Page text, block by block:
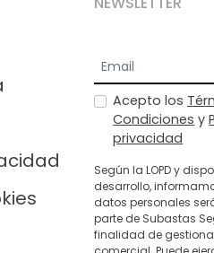
Acepto los
Condiciones y
privacidad
Según la LOPD y
desarrollo,
datos personales
parte de Subastas
finalidad de